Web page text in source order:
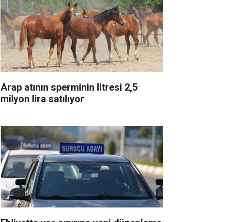
Arap atının sperminin litresi 2,5
milyon lira satılıyor